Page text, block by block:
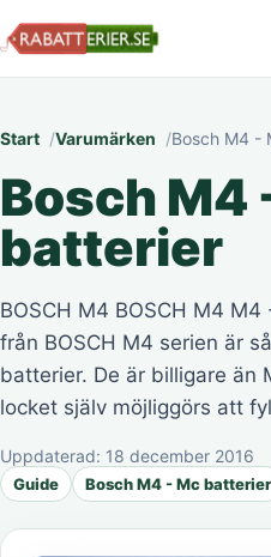
Start Varumärken Bosch M4 -
Bosch M4
batterier
BOSCH M4 BOSCH M4
från BOSCH M4 serien är
batterier. De är billigare än
locket själv möjliggörs att
Uppdaterad: 18 december 2016
Guide Bosch M4 - Mc batterier